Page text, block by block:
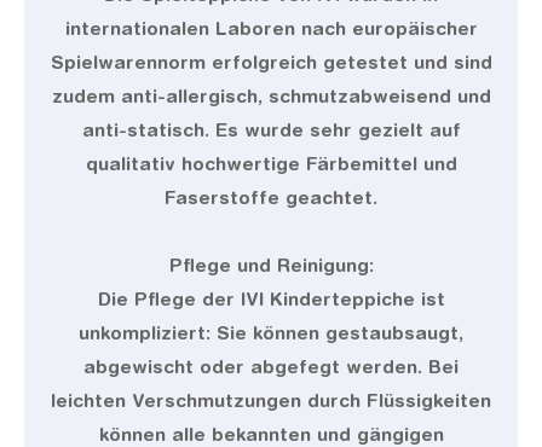
internationalen Laboren nach europäischer
Spielwarennorm erfolgreich getestet und sind
zudem anti-allergisch, schmutzabweisend und
anti-statisch. Es wurde sehr gezielt auf
qualitativ hochwertige Färbemittel und
Faserstoffe geachtet.
Pflege und Reinigung:
Die Pflege der IVI Kinderteppiche ist
unkompliziert: Sie können gestaubsaugt,
abgewischt oder abgefegt werden. Bei
leichten Verschmutzungen durch Flüssigkeiten
können alle bekannten und gängigen